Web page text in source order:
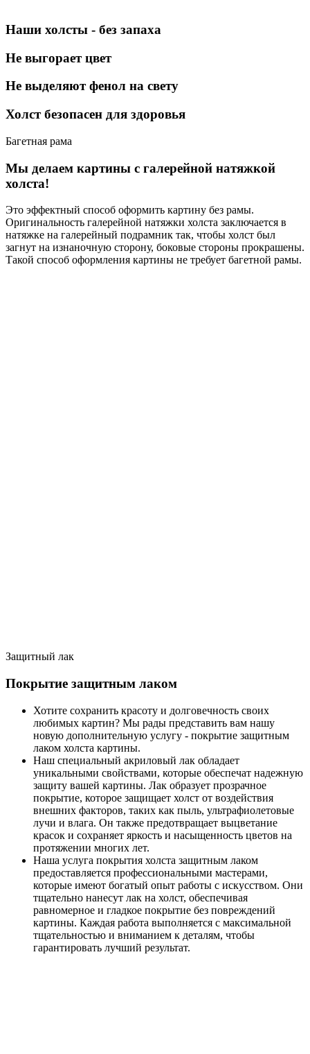
Наши холсты - без запаха
Не выгорает цвет
Не выделяют фенол на свету
Холст безопасен для здоровья
Багетная рама
Мы делаем картины с галерейной натяжкой
холста!
Это эффектный способ оформить картину без рамы.
Оригинальность галерейной натяжки холста заключается в
натяжке на галерейный подрамник так, чтобы холст был
загнут на изнаночную сторону, боковые стороны прокрашены.
Такой способ оформления картины не требует багетной рамы.
Защитный лак
Покрытие защитным лаком
Хотите сохранить красоту и долговечность своих
любимых картин? Мы рады представить вам нашу
новую дополнительную услугу - покрытие защитным
лаком холста картины.
Наш специальный акриловый лак обладает
уникальными свойствами, которые обеспечат надежную
защиту вашей картины. Лак образует прозрачное
покрытие, которое защищает холст от воздействия
внешних факторов, таких как пыль, ультрафиолетовые
лучи и влага. Он также предотвращает выцветание
красок и сохраняет яркость и насыщенность цветов на
протяжении многих лет.
Наша услуга покрытия холста защитным лаком
предоставляется профессиональными мастерами,
которые имеют богатый опыт работы с искусством. Они
тщательно нанесут лак на холст, обеспечивая
равномерное и гладкое покрытие без повреждений
картины. Каждая работа выполняется с максимальной
тщательностью и вниманием к деталям, чтобы
гарантировать лучший результат.